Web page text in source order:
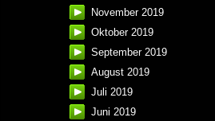
November 2019
Oktober 2019
September 2019
August 2019
Juli 2019
Juni 2019